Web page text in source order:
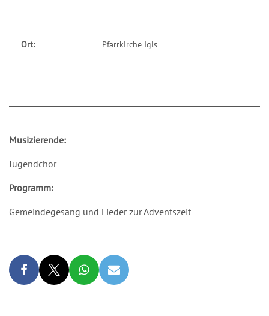
Ort: Pfarrkirche Igls
Musizierende:
Jugendchor
Programm:
Gemeindegesang und Lieder zur Adventszeit